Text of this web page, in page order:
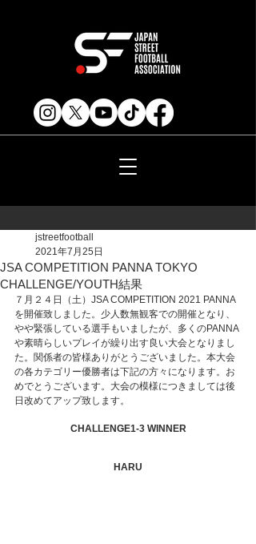
JSA COMPETITION PANNA TOKYO
CHALLENGE/YOUTH結果
jstreetfootball
2021年7月25日
７月２４日（土）JSA COMPETITION 2021 PANNA
を開催致しました。少人数無観客での開催となり、
やや緊張している選手もいましたが、多くのPANNA
や素晴らしいプレイが繰り出す良い大会となりまし
た。関係者の皆様ありがとうございました。本大会
の各カテゴリー優勝者は下記の方々になります。お
めでとうございます。大会の模様につきましては後
日改めてアップ致します。
CHALLENGE1-3 WINNER
HARU